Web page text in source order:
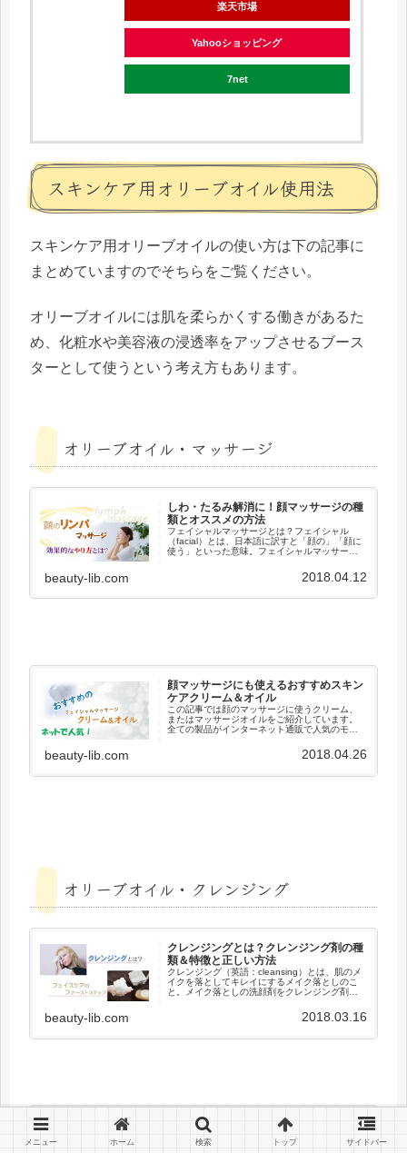
楽天市場
Yahooショッピング
7net
スキンケア用オリーブオイル使用法
スキンケア用オリーブオイルの使い方は下の記事に
まとめていますのでそちらをご覧ください。
オリーブオイルには肌を柔らかくする働きがあるた
め、化粧水や美容液の浸透率をアップさせるブース
ターとして使うという考え方もあります。
オリーブオイル・マッサージ
しわ・たるみ解消に！顔マッサージの種
類とオススメの方法
フェイシャルマッサージとは？フェイシャル
（facial）とは、日本語に訳すと「顔の」「顔に
使う」といった意味。フェイシャルマッサージ
自宅で行うセルフマッサージとエステサロンで
beauty-lib.com 2018.04.12
顔マッサージにも使えるおすすめスキン
ケアクリーム＆オイル
この記事では顔のマッサージに使うクリーム、
またはマッサージオイルをご紹介しています。
全ての製品がインターネット通販で人気のモ
やすい、評判のアイテムを厳選しました。ひと
口にマッサージクリームやオイルと...
beauty-lib.com 2018.04.26
オリーブオイル・クレンジング
クレンジングとは？クレンジング剤の種
類＆特徴と正しい方法
クレンジング（英語：cleansing）とは、肌のメ
イクを落としてキレイにするメイク落としのこ
と。メイク落としの洗顔剤をクレンジング剤、
は顔の肌表面に付着させますが、簡単に落ちて
beauty-lib.com 2018.03.16
しっかり＆時短でメイク落とし！おすす
めクレンジングオイル
メニュー ホーム 検索 トップ サイドバー